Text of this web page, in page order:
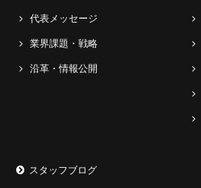
代表メッセージ
業界課題・戦略
沿革・情報公開
スタッフブログ